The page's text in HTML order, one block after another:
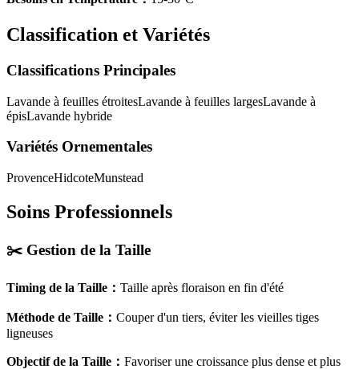
Classification et Variétés
Classifications Principales
Lavande à feuilles étroitesLavande à feuilles largesLavande à
épisLavande hybride
Variétés Ornementales
ProvenceHidcoteMunstead
Soins Professionnels
✂️ Gestion de la Taille
Timing de la Taille ： Taille après floraison en fin d'été
Méthode de Taille ： Couper d'un tiers, éviter les vieilles tiges
ligneuses
Objectif de la Taille ： Favoriser une croissance plus dense et plus